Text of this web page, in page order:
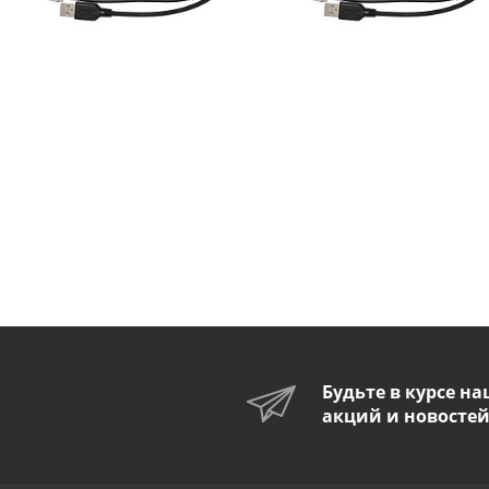
Будьте в курсе
акций и новостей